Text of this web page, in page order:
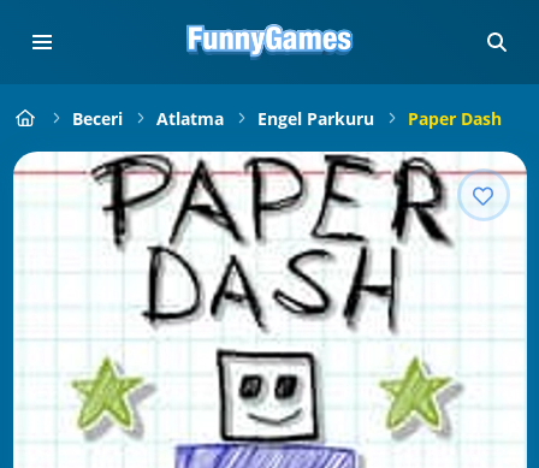
Beceri Atlatma Engel Parkuru Paper Dash